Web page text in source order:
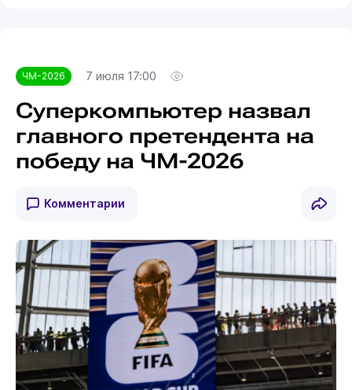
ЧМ-2026 7 июля 17:00
Суперкомпьютер назвал
главного претендента на
победу на ЧМ-2026
Комментарии